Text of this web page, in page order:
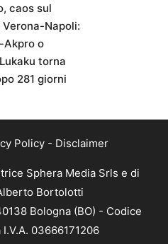
caos sul
Napoli:
Akpro o
torna
281 giorni
Policy- Disclaimer
Sphera Media Srls e di
Bortolotti
Bologna (BO) - Codice
03666171206